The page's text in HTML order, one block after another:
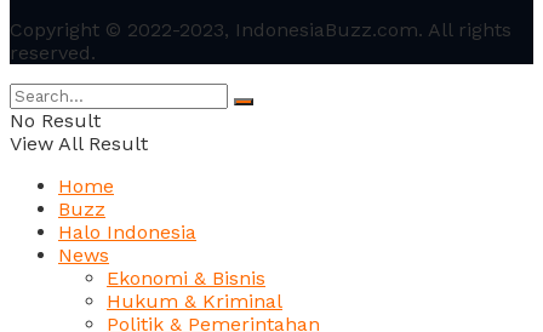
Copyright © 2022-2023, IndonesiaBuzz.com. All rights
reserved.
No Result
View All Result
Home
Buzz
Halo Indonesia
News
Ekonomi & Bisnis
Hukum & Kriminal
Politik & Pemerintahan